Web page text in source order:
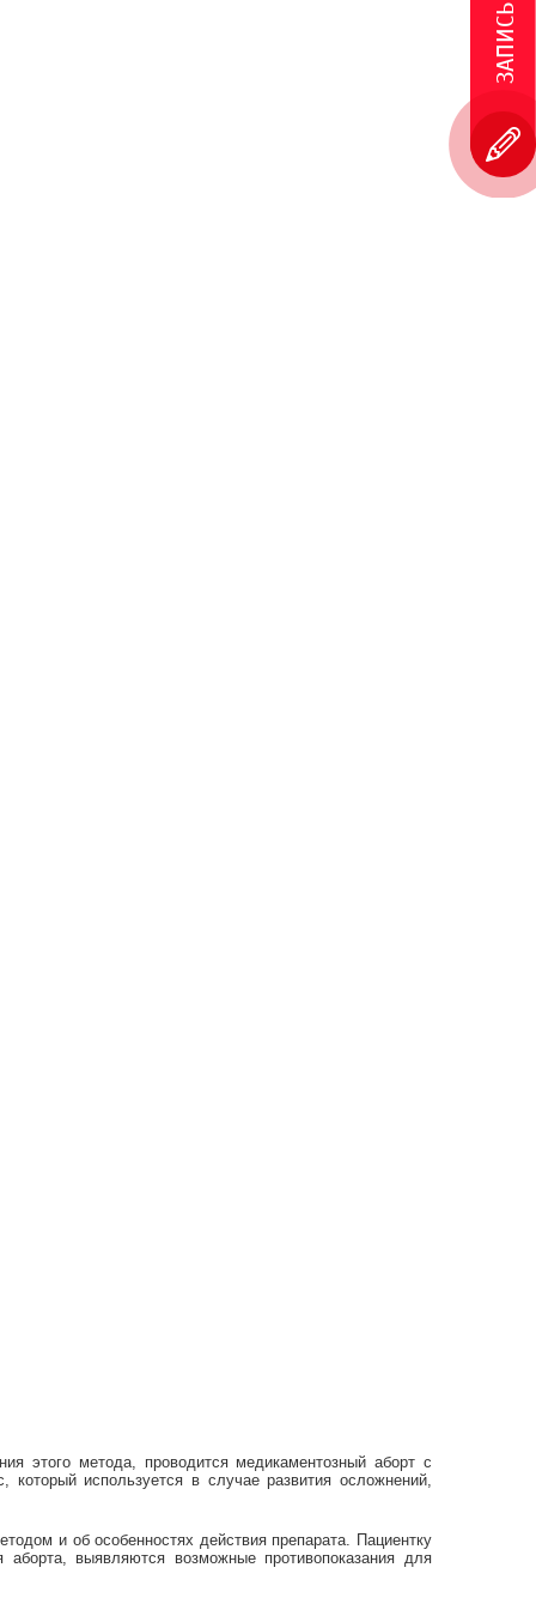
этого метода, проводится медикаментозный аборт с
используется в случае развития осложнений,
и об особенностях действия препарата. Пациентку
выявляются возможные противопоказания для